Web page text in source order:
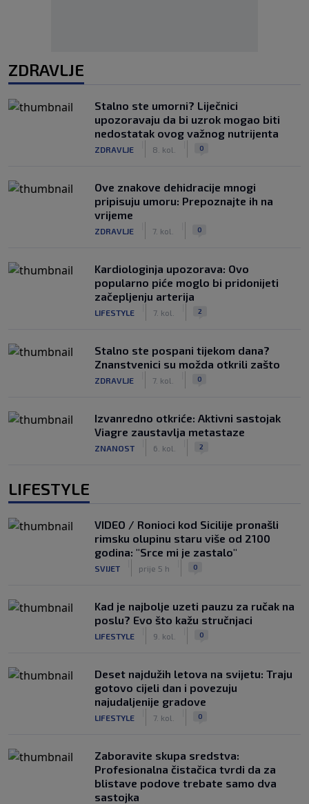
ZDRAVLJE
Stalno ste umorni? Liječnici
upozoravaju da bi uzrok mogao biti
nedostatak ovog važnog nutrijenta
ZDRAVLJE 8. kol. 0
Ove znakove dehidracije mnogi
pripisuju umoru: Prepoznajte ih na
vrijeme
ZDRAVLJE 7. kol. 0
Kardiologinja upozorava: Ovo
popularno piće moglo bi pridonijeti
začepljenju arterija
LIFESTYLE 7. kol. 2
Stalno ste pospani tijekom dana?
Znanstvenici su možda otkrili zašto
ZDRAVLJE 7. kol. 0
Izvanredno otkriće: Aktivni sastojak
Viagre zaustavlja metastaze
ZNANOST 6. kol. 2
LIFESTYLE
VIDEO / Ronioci kod Sicilije pronašli
rimsku olupinu staru više od 2100
godina: "Srce mi je zastalo"
SVIJET prije 5 h 0
Kad je najbolje uzeti pauzu za ručak na
poslu? Evo što kažu stručnjaci
LIFESTYLE 9. kol. 0
Deset najdužih letova na svijetu: Traju
gotovo cijeli dan i povezuju
najudaljenije gradove
LIFESTYLE 7. kol. 0
Zaboravite skupa sredstva:
Profesionalna čistačica tvrdi da za
blistave podove trebate samo dva
sastojka